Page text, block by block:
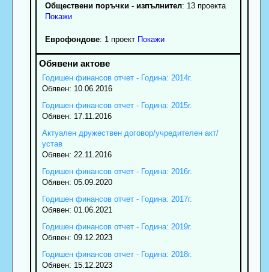
Обществени поръчки - изпълнител: 13 проекта
Покажи
Еврофондове: 1 проект Покажи
Годишен финансов отчет - Година: 2014г.
Обявен: 10.06.2016
Годишен финансов отчет - Година: 2015г.
Обявен: 17.11.2016
Актуален дружествен договор/учредителен акт/
устав
Обявен: 22.11.2016
Годишен финансов отчет - Година: 2016г.
Обявен: 05.09.2020
Годишен финансов отчет - Година: 2017г.
Обявен: 01.06.2021
Годишен финансов отчет - Година: 2019г.
Обявен: 09.12.2023
Годишен финансов отчет - Година: 2018г.
Обявен: 15.12.2023